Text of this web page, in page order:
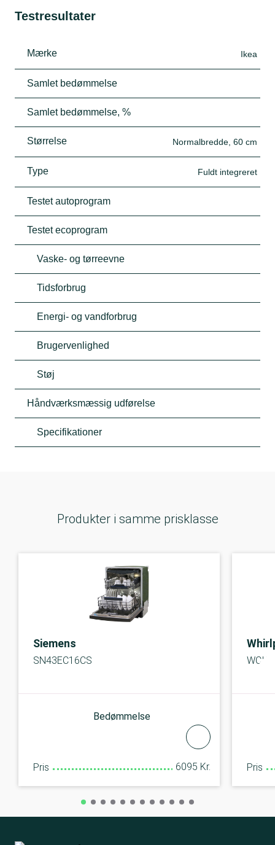
Testresultater
Mærke Ikea
Samlet bedømmelse
Samlet bedømmelse, %
Størrelse Normalbredde, 60 cm
Type Fuldt integreret
Testet autoprogram
Testet ecoprogram
Vaske- og tørreevne
Tidsforbrug
Energi- og vandforbrug
Brugervenlighed
Støj
Håndværksmæssig udførelse
Specifikationer
Produkter i samme prisklasse
Siemens
SN43EC16CS
Bedømmelse
Pris 6095 Kr. Pris